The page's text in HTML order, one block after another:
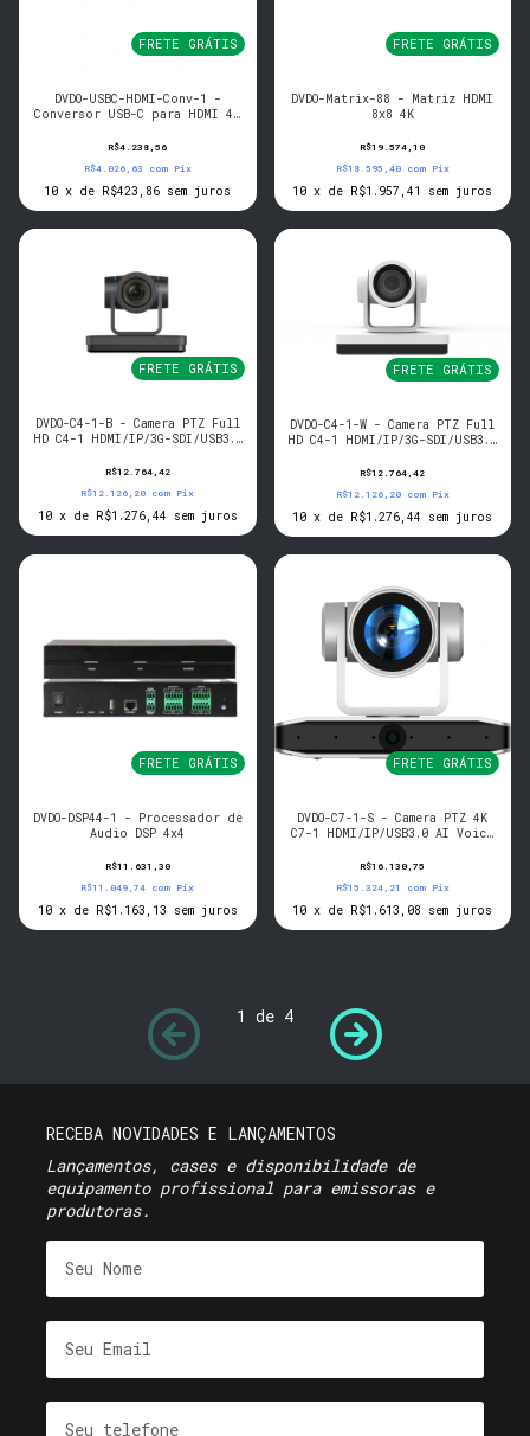
FRETE GRÁTIS
DVDO-USBC-HDMI-Conv-1 -
Conversor USB-C para HDMI 4K
R$4.238,56
R$4.026,63
com Pix
10 x de R$423,86 sem juros
FRETE GRÁTIS
DVDO-Matrix-88 - Matriz HDMI
8x8 4K
R$19.574,10
R$18.595,40 com Pix
10 x de R$1.957,41 sem juros
FRETE GRÁTIS
DVDO-C4-1-B - Camera PTZ Full
HD C4-1 HDMI/IP/3G-SDI/USB3.0
R$12.764,42
R$12.126,20 com Pix
10 x de R$1.276,44 sem juros
FRETE GRÁTIS
DVDO-C4-1-W - Camera PTZ Full
HD C4-1 HDMI/IP/3G-SDI/USB3.0
R$12.764,42
R$12.126,20 com Pix
10 x de R$1.276,44 sem juros
FRETE GRÁTIS
DVDO-DSP44-1 - Processador de
Audio DSP 4x4
R$11.631,30
R$11.049,74 com Pix
10 x de R$1.163,13 sem juros
FRETE GRÁTIS
DVDO-C7-1-S - Camera PTZ 4K
C7-1 HDMI/IP/USB3.0 AI Voice
R$16.130,75
R$15.324,21
com Pix
10 x de R$1.613,08 sem juros
1 de 4
RECEBA NOVIDADES E LANÇAMENTOS
Lançamentos, cases e disponibilidade de
equipamento profissional para emissoras e
produtoras.